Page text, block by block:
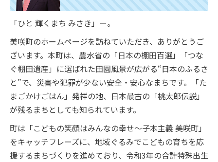
「ひと 輝くまち みさき」ー。
美咲町のホームページを訪ねていただき、ありがとうご
ざいます。本町は、農水省の「日本の棚田百選」「つな
ぐ棚田遺産」に選ばれた田園風景が広がる“日本のふるさ
と”で、災害や犯罪が少ない安全・安心なまちです。「た
まごかけごはん」発祥の地、日本最古の「桃太郎伝説」
が残るまちとしても知られています。
町は「こどもの笑顔はみんなの幸せ～子本主義 美咲町」
をキャッチフレーズに、地域ぐるみでこどもの育ちを応
援するまちづくりを進めており、令和3年の合計特殊出生